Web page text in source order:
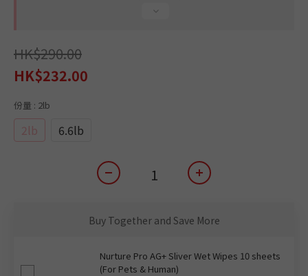
HK$290.00
HK$232.00
份量 : 2lb
2lb 6.6lb
Buy Together and Save More
Nurture Pro AG+ Sliver Wet Wipes 10 sheets
(For Pets & Human)